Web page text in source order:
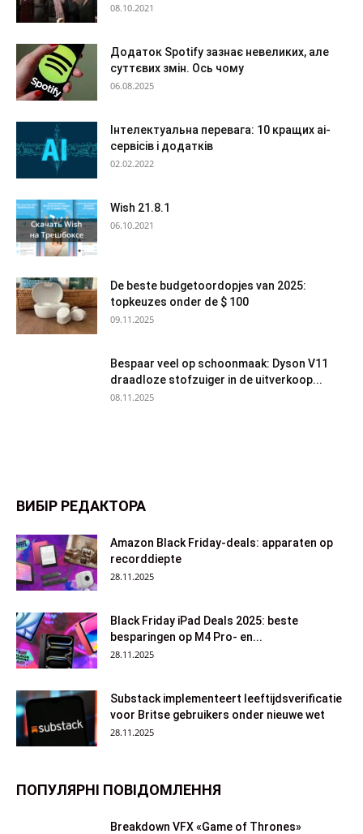
08.10.2021
Додаток Spotify зазнає невеликих, але
суттєвих змін. Ось чому
06.08.2025
Інтелектуальна перевага: 10 кращих ai-
сервісів і додатків
02.02.2022
Wish 21.8.1
06.10.2021
De beste budgetoordopjes van 2025:
topkeuzes onder de $ 100
09.11.2025
Bespaar veel op schoonmaak: Dyson V11
draadloze stofzuiger in de uitverkoop...
08.11.2025
ВИБІР РЕДАКТОРА
Amazon Black Friday-deals: apparaten op
recorddiepte
28.11.2025
Black Friday iPad Deals 2025: beste
besparingen op M4 Pro- en...
28.11.2025
Substack implementeert leeftijdsverificatie
voor Britse gebruikers onder nieuwe wet
28.11.2025
ПОПУЛЯРНІ ПОВІДОМЛЕННЯ
Breakdown VFX «Game of Thrones»